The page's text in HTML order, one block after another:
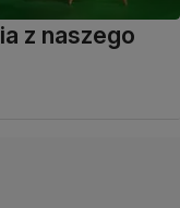
z naszego